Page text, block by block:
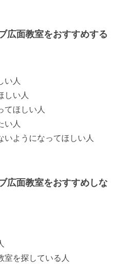
広面教室をおすすめする
い人
しい人
てほしい人
い人
いようになってほしい人
広面教室をおすすめしな
室を探している人